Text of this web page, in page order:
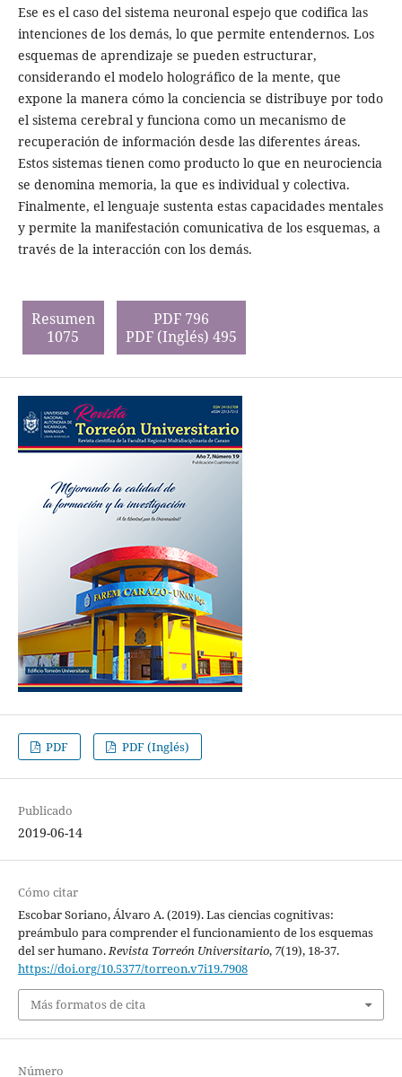
Ese es el caso del sistema neuronal espejo que codifica las
intenciones de los demás, lo que permite entendernos. Los
esquemas de aprendizaje se pueden estructurar,
considerando el modelo holográfico de la mente, que
expone la manera cómo la conciencia se distribuye por todo
el sistema cerebral y funciona como un mecanismo de
recuperación de información desde las diferentes áreas.
Estos sistemas tienen como producto lo que en neurociencia
se denomina memoria, la que es individual y colectiva.
Finalmente, el lenguaje sustenta estas capacidades mentales
y permite la manifestación comunicativa de los esquemas, a
través de la interacción con los demás.
Resumen
1075
PDF 796
PDF (Inglés) 495
PDF PDF (Inglés)
Publicado
2019-06-14
Cómo citar
Escobar Soriano, Álvaro A. (2019). Las ciencias cognitivas:
preámbulo para comprender el funcionamiento de los esquemas
del ser humano.Revista Torreón Universitario, 7(19), 18-37.
https://doi.org/10.5377/torreon.v7i19.7908
Más formatos de cita
Número